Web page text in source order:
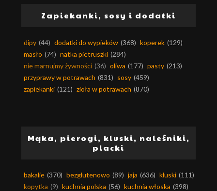
Zapiekanki, sosy i dodatki
dipy (44) dodatki do wypieków (368) koperek (129)
masło (74) natka pietruszki (284)
nie marnujmy żywności (36) oliwa (177) pasty (213)
przyprawy w potrawach (831) sosy (459)
zapiekanki (121) zioła w potrawach (870)
Mąka, pierogi, kluski, naleśniki,
placki
bakalie (370) bezglutenowo (89) jaja (636) kluski (111)
kopytka (9) kuchnia polska (56) kuchnia włoska (398)